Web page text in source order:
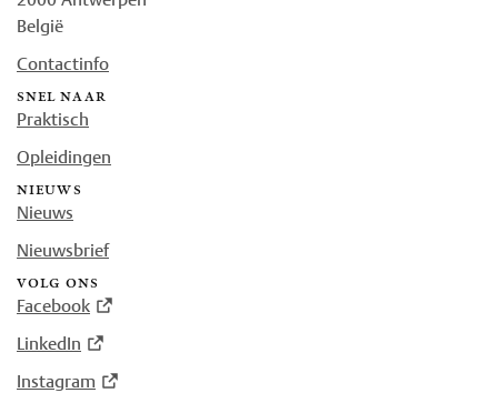
België
Contactinfo
snel naar
Praktisch
Opleidingen
nieuws
Nieuws
Nieuwsbrief
volg ons
Facebook
LinkedIn
Instagram